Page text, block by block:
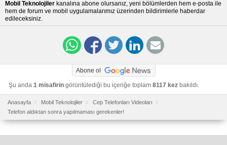
Mobil Teknolojiler kanalına abone olursanız, yeni bölümlerden hem e-posta ile
hem de forum ve mobil uygulamalarımız üzerinden bildirimlerle haberdar
edileceksiniz.
Abone ol
Şu anda 1 misafirin görüntülediği bu içeriğe toplam 8117 kez bakıldı.
Anasayfa Mobil Teknolojiler
Cep Telefonları Videoları
Telefon aldıktan sonra yapılmaması gerekenler!